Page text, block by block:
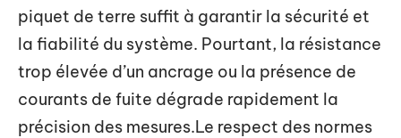
piquet de terre suffit à garantir la sécurité et
la fiabilité du système. Pourtant, la résistance
trop élevée d’un ancrage ou la présence de
courants de fuite dégrade rapidement la
précision des mesures.Le respect des normes